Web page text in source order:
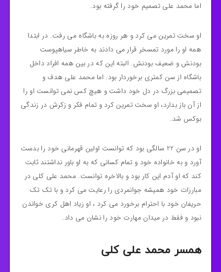
اما محمد علی تصمیم خود را گرفته بود.
او سخت تمرین می کرد و هر روزه به باشگاه می رفت. در ابتدا
همه او را مورد تمسخر قرار می دادند به خاطر سیاهپوست
بودنش و ضعیف بودنش. البته این که در بین همه افراد داخل
باشگاه از سن کمتری برخوردار بود. اما محمد علی هدف و
تصمیمی بزرگ در دل خود داشت و هیچ کس نمی توانست او را
از آن باز بدارد، او سخت تمرین کرد و تمام فکر و زکرش در زندگی
بوکس شد.
او در سن 22 سالگی بود که توانست اولین قهرمانی خود را بدست
آورد و به خانواده خود و تمام کسانی که به او باور نداشتند ثابت
کند که او آدم این کار بود و بالاخره توانست. محمد علی کلی در
مبارزات خود همیشه جوانمردی را رعایت می کرد و با تک تک
حریفان خود با احترام برخورد می کرد ، او زیاد اهل کری خواندن
نبود و فقط در میدان مهارت خود را نشان می داد.
همسر محمد علی کلی